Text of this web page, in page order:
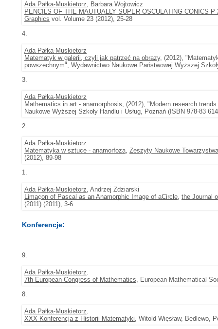
Ada Pałka-Muskietorz, Barbara Wojtowicz
PENCILS OF THE MAUTUALLY SUPER OSCULATING CONICS P
Graphics vol. Volume 23 (2012), 25-28
4.
Ada Pałka-Muskietorz
Matematyk w galerii, czyli jak patrzeć na obrazy, (2012),
powszechnym", Wydawnictwo Naukowe Państwowej Wyższej
3.
Ada Pałka-Muskietorz
Mathematics in art - anamorphosis, (2012), "Modern research
Naukowe Wyższej Szkoły Handlu i Usług, Poznań (ISBN 978-83
2.
Ada Pałka-Muskietorz
Matematyka w sztuce - anamorfoza, Zeszyty Naukowe
(2012), 89-98
1.
Ada Pałka-Muskietorz, Andrzej Zdziarski
Limaçon of Pascal as an Anamorphic Image of aCircle, the Journal
(2011) (2011), 3-6
Konferencje:
9.
Ada Pałka-Muskietorz.
7th European Congress of Mathematics, European Mathematical
8.
Ada Pałka-Muskietorz.
XXX Konferencja z Historii Matematyki, Witold Więsław, Będlewo,